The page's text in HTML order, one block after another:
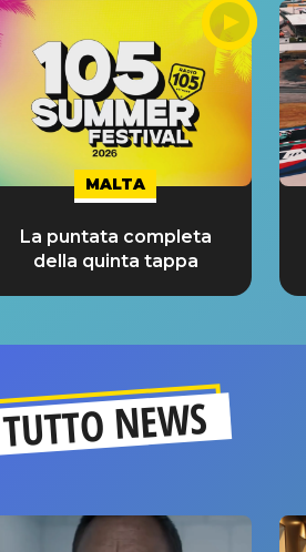
MALTA
La puntata completa
della quinta tappa
TUTTO NEWS